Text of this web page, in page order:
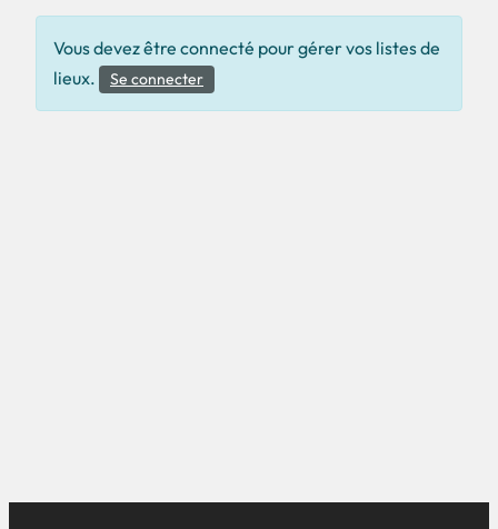
Vous devez être connecté pour gérer vos listes de
lieux.
Se connecter